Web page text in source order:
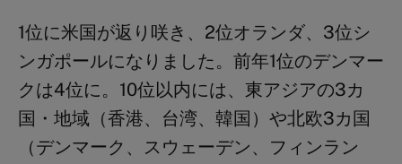
1位に米国が返り咲き、2位オランダ、3位シ
ンガポールになりました。前年1位のデンマー
クは4位に。10位以内には、東アジアの3カ
国・地域（香港、台湾、韓国）や北欧3カ国
（デンマーク、スウェーデン、フィンラン